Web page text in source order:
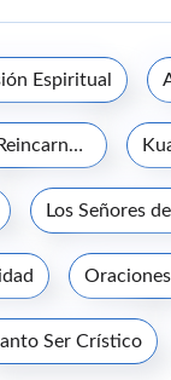
Espiritual
Karma y Reincarnación
Ser Crístico